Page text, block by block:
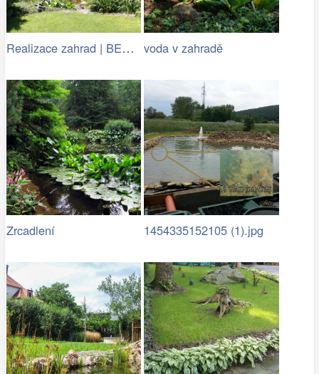
Realizace zahrad | BENED - zahradní… voda v zahradě
Zrcadlení 1454335152105 (1).jpg